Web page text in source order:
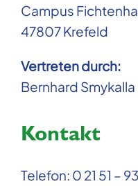
Campus
47807 Krefeld
Vertreten durch:
Bernhard Smykalla
Kontakt
Telefon: 0 21 51 –